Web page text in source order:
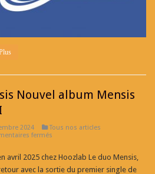
Nouvel album Mensis
2024
Tous nos articles
ferméssur
album
Mensis
avril 2025 chez Hoozlab Le duo Mensis,
avec la sortie du premier single de